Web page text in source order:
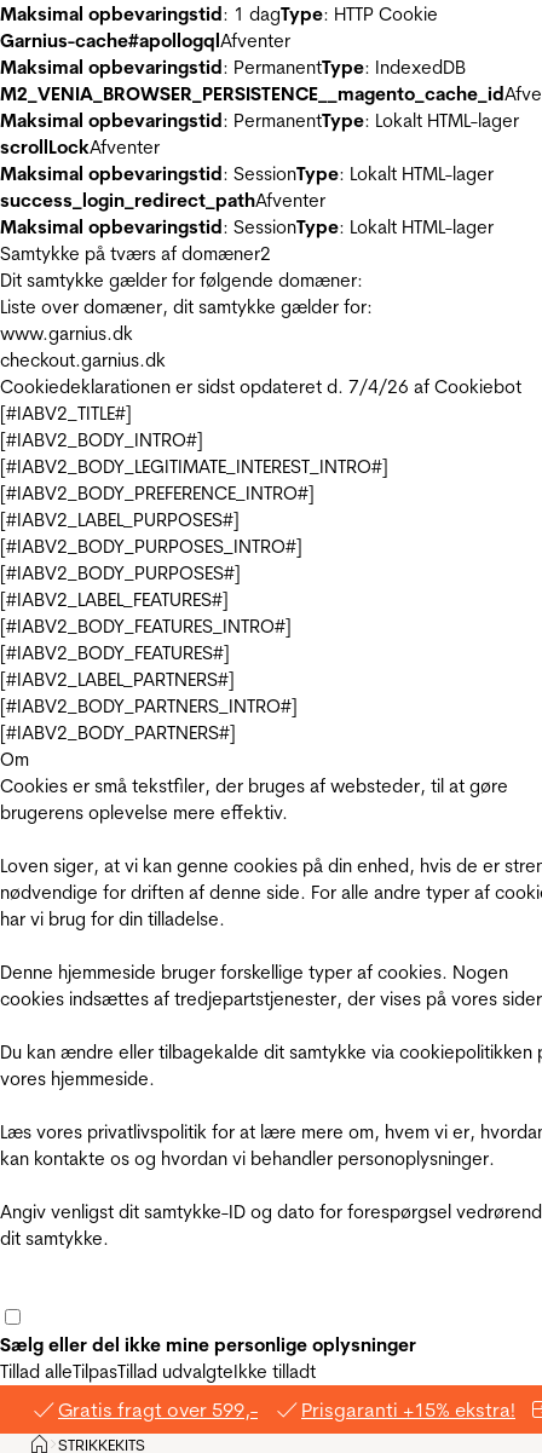
Maksimal opbevaringstid: 1 dagType: HTTP Cookie
Garnius-cache#apollogqlAfventer
Maksimal opbevaringstid: PermanentType: IndexedDB
M2_VENIA_BROWSER_PERSISTENCE__magento_cache_id
Maksimal opbevaringstid: PermanentType: Lokalt HTML-lager
scrollLockAfventer
Maksimal opbevaringstid: SessionType: Lokalt HTML-lager
success_login_redirect_pathAfventer
Maksimal opbevaringstid: SessionType: Lokalt HTML-lager
Samtykke på tværs af domæner2
Dit samtykke gælder for følgende domæner:
Liste over domæner, dit samtykke gælder for:
www.garnius.dk
checkout.garnius.dk
Cookiedeklarationen er sidst opdateret d. 7/4/26 af Cookiebot
[#IABV2_TITLE#]
[#IABV2_BODY_INTRO#]
[#IABV2_BODY_LEGITIMATE_INTEREST_INTRO#]
[#IABV2_BODY_PREFERENCE_INTRO#]
[#IABV2_LABEL_PURPOSES#]
[#IABV2_BODY_PURPOSES_INTRO#]
[#IABV2_BODY_PURPOSES#]
[#IABV2_LABEL_FEATURES#]
[#IABV2_BODY_FEATURES_INTRO#]
[#IABV2_BODY_FEATURES#]
[#IABV2_LABEL_PARTNERS#]
[#IABV2_BODY_PARTNERS_INTRO#]
[#IABV2_BODY_PARTNERS#]
Om
Cookies er små tekstfiler, der bruges af websteder, til at gøre
brugerens oplevelse mere effektiv.
Loven siger, at vi kan genne cookies på din enhed, hvis de er
nødvendige for driften af denne side. For alle andre typer af
har vi brug for din tilladelse.
Denne hjemmeside bruger forskellige typer af cookies. Nogen
cookies indsættes af tredjepartstjenester, der vises på vores
Du kan ændre eller tilbagekalde dit samtykke via cookiepolitikken
vores hjemmeside.
Læs vores privatlivspolitik for at lære mere om, hvem vi er,
kan kontakte os og hvordan vi behandler personoplysninger.
Angiv venligst dit samtykke-ID og dato for forespørgsel
dit samtykke.
Sælg eller del ikke mine personlige oplysninger
Tillad alleTilpasTillad udvalgteIkke tilladt
Gratis fragt over 599,- Prisgaranti +15% ekstra!
Hjem
>STRIKKEKITS